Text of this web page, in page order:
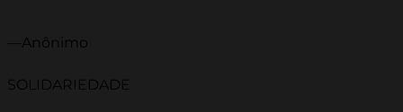
—Anônimo
SOLIDARIEDADE